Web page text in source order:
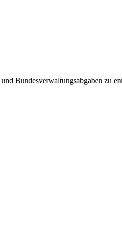
Bundesverwaltungsabgaben zu